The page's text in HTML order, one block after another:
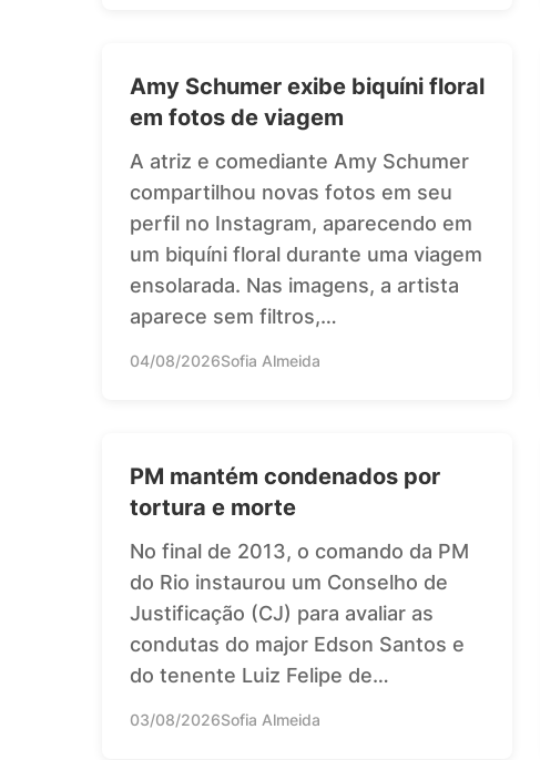
Amy Schumer exibe biquíni floral
em fotos de viagem
A atriz e comediante Amy Schumer
compartilhou novas fotos em seu
perfil no Instagram, aparecendo em
um biquíni floral durante uma viagem
ensolarada. Nas imagens, a artista
aparece sem filtros,…
04/08/2026Sofia Almeida
PM mantém condenados por
tortura e morte
No final de 2013, o comando da PM
do Rio instaurou um Conselho de
Justificação (CJ) para avaliar as
condutas do major Edson Santos e
do tenente Luiz Felipe de…
03/08/2026Sofia Almeida